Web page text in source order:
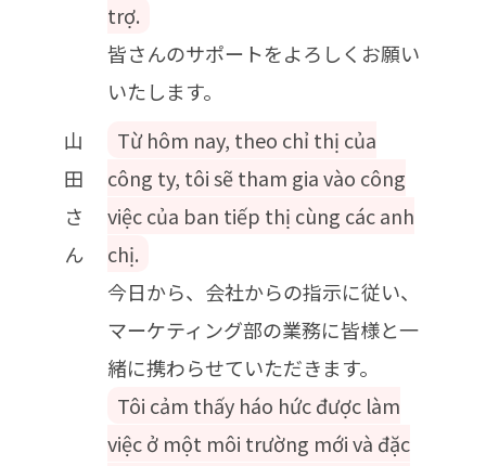
trợ.
皆さんのサポートをよろしくお願い
いたします。
山
田
さ
ん
Từ hôm nay, theo chỉ thị của
công ty, tôi sẽ tham gia vào công
việc của ban tiếp thị cùng các anh
chị.
今日から、会社からの指示に従い、
マーケティング部の業務に皆様と一
緒に携わらせていただきます。
Tôi cảm thấy háo hức được làm
việc ở một môi trường mới và đặc